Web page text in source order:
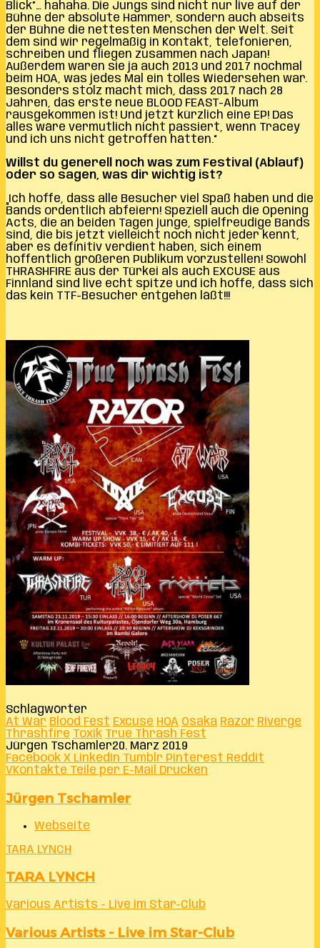
Blick”… hahaha. Die Jungs sind nicht nur live auf der
Bühne der absolute Hammer, sondern auch abseits
der Bühne die nettesten Menschen der Welt. Seit
dem sind wir regelmäßig in Kontakt, telefonieren,
schreiben und fliegen zusammen nach Japan!
Außerdem waren sie ja auch 2013 und 2017 nochmal
beim HOA, was jedes Mal ein tolles Wiedersehen war.
Besonders stolz macht mich, dass 2017 nach 28
Jahren, das erste neue BLOOD FEAST-Album
rausgekommen ist! Und jetzt kürzlich eine EP! Das
alles wäre vermutlich nicht passiert, wenn Tracey
und ich uns nicht getroffen hätten.“
Willst du generell noch was zum Festival (Ablauf)
oder so sagen, was dir wichtig ist?
„Ich hoffe, dass alle Besucher viel Spaß haben und die
Bands ordentlich abfeiern! Speziell auch die Opening
Acts, die an beiden Tagen junge, spielfreudige Bands
sind, die bis jetzt vielleicht noch nicht jeder kennt,
aber es definitiv verdient haben, sich einem
hoffentlich größeren Publikum vorzustellen! Sowohl
THRASHFIRE aus der Türkei als auch EXCUSE aus
Finnland sind live echt spitze und ich hoffe, dass sich
das kein TTF-Besucher entgehen läßt!!!
Schlagwörter
At War Blood Fest Excuse HOA Osaka Razor Riverge
Thrashfire Toxik True Thrash Fest
Jürgen Tschamler20. März 2019
Facebook X LinkedIn Tumblr Pinterest Reddit
VKontakte Teile per E-Mail Drucken
Jürgen Tschamler
Webseite
TARA LYNCH
TARA LYNCH
Various Artists - Live im Star-Club
Various Artists - Live im Star-Club